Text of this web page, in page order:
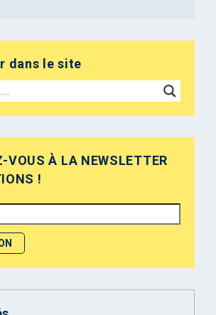
dans le site
VOUS À LA NEWSLETTER
!